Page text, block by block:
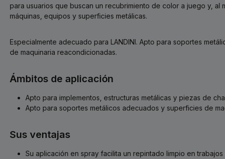
para usuarios que buscan un recubrimiento de color a juego y, al
máquinas, equipos y superficies metálicas.
Especialmente adecuado para LANDINI. Apto para soportes
de maquinaria reacondicionadas.
Ámbitos de aplicación
Apto para implementos, estructuras metálicas y piezas de
Apto para soportes metálicos adecuados y superficies de
Sus ventajas
Su aplicación en spray facilita un repintado limpio en